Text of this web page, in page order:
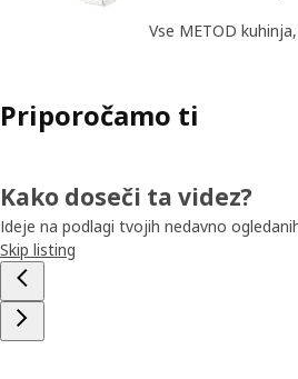
Vse METOD
Priporočamo ti
Kako doseči ta videz?
Ideje na podlagi tvojih nedavno
Skip listing